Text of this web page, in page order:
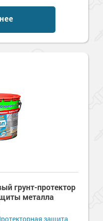
грунт-протектор
металла
защита